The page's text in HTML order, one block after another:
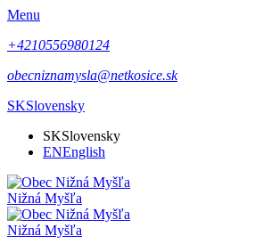
Menu
+4210556980124
obecniznamysla@netkosice.sk
SKSlovensky
SKSlovensky
ENEnglish
Nižná Myšľa
Nižná Myšľa